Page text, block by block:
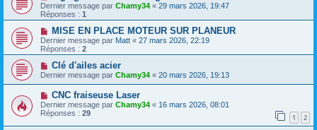
Dernier message par Chamy34 « 29 mars 2026, 19:47
Réponses : 1
MISE EN PLACE MOTEUR SUR PLANEUR
Dernier message par Matt « 27 mars 2026, 22:19
Réponses : 2
Clé d'ailes acier
Dernier message par Chamy34 « 20 mars 2026, 19:13
CNC fraiseuse Laser
Dernier message par Chamy34 « 16 mars 2026, 08:01
Réponses : 29 1 2